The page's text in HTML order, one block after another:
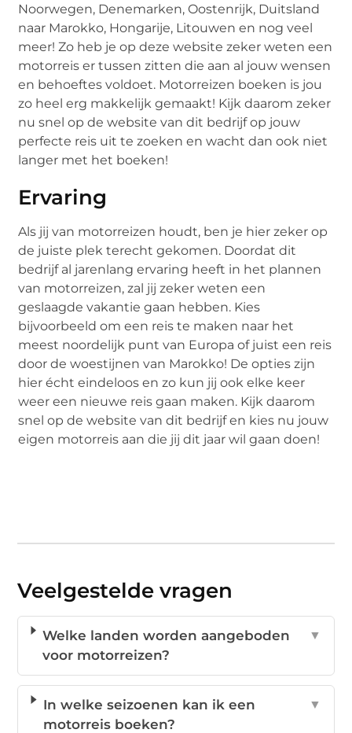
Noorwegen, Denemarken, Oostenrijk, Duitsland
naar Marokko, Hongarije, Litouwen en nog veel
meer! Zo heb je op deze website zeker weten een
motorreis er tussen zitten die aan al jouw wensen
en behoeftes voldoet. Motorreizen boeken is jou
zo heel erg makkelijk gemaakt! Kijk daarom zeker
nu snel op de website van dit bedrijf op jouw
perfecte reis uit te zoeken en wacht dan ook niet
langer met het boeken!
Ervaring
Als jij van motorreizen houdt, ben je hier zeker op
de juiste plek terecht gekomen. Doordat dit
bedrijf al jarenlang ervaring heeft in het plannen
van motorreizen, zal jij zeker weten een
geslaagde vakantie gaan hebben. Kies
bijvoorbeeld om een reis te maken naar het
meest noordelijk punt van Europa of juist een reis
door de woestijnen van Marokko! De opties zijn
hier écht eindeloos en zo kun jij ook elke keer
weer een nieuwe reis gaan maken. Kijk daarom
snel op de website van dit bedrijf en kies nu jouw
eigen motorreis aan die jij dit jaar wil gaan doen!
Veelgestelde vragen
Welke landen worden aangeboden
voor motorreizen?
▼
In welke seizoenen kan ik een
motorreis boeken?
▼